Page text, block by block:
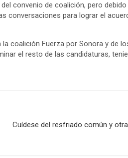
convenio de coalición, pero
conversaciones para lograr el
coalición Fuerza por Sonora y de
el resto de las candidaturas,
Cuídese del resfriado común y